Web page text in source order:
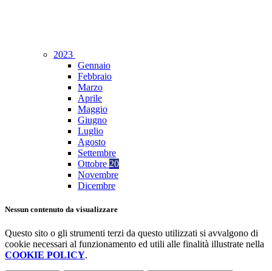
2023
Gennaio
Febbraio
Marzo
Aprile
Maggio
Giugno
Luglio
Agosto
Settembre
Ottobre 20
Novembre
Dicembre
Nessun contenuto da visualizzare
Questo sito o gli strumenti terzi da questo utilizzati si avvalgono di
cookie necessari al funzionamento ed utili alle finalità illustrate nella
COOKIE POLICY.